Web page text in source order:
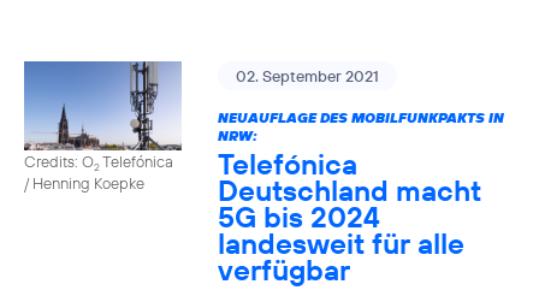
Credits: O2Telefónica
/ Henning Koepke
02. September 2021
NEUAUFLAGE DES MOBILFUNKPAKTS IN
NRW:
Telefónica
Deutschland macht
5G bis 2024
landesweit für alle
verfügbar